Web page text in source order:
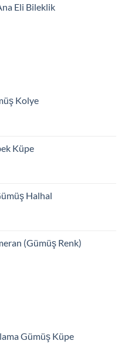
Eli Bileklik
Kolye
Küpe
Halhal
(Gümüş Renk)
Gümüş Küpe